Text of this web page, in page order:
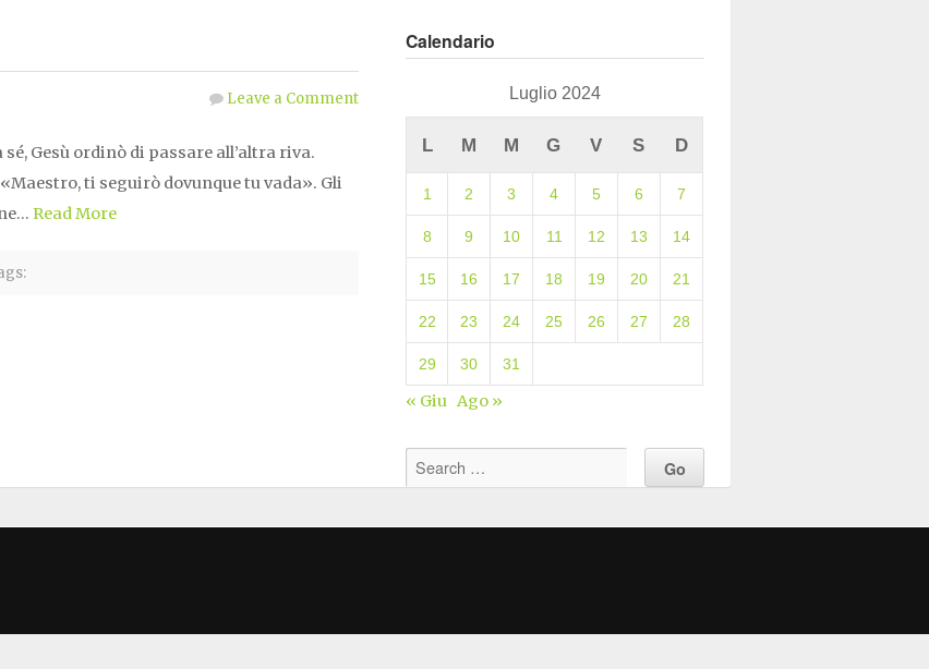
Leave a Comment
Gesù ordinò di passare all’altra riva.
ti seguirò dovunque tu vada». Gli
Read More
Calendario
Luglio 2024
L M M G V S D
1 2 3 4 5 6 7
8 9 10 11 12 13 14
15 16 17 18 19 20 21
22 23 24 25 26 27 28
29 30 31
« Giu Ago »